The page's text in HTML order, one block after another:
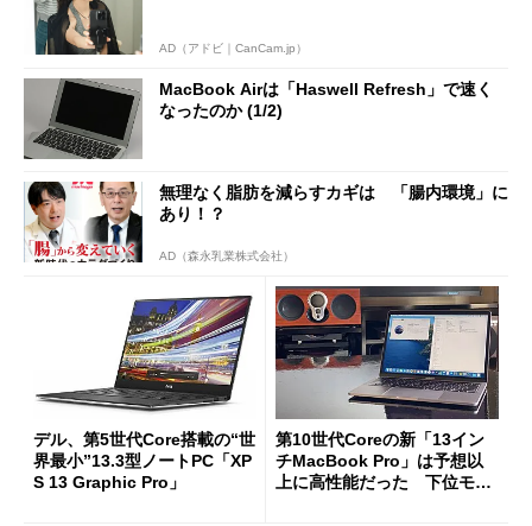
AD（アドビ｜CanCam.jp）
MacBook Airは「Haswell Refresh」で速く
なったのか (1/2)
無理なく脂肪を減らすカギは 「腸内環境」に
あり！？
AD（森永乳業株式会社）
デル、第5世代Core搭載の“世
界最小”13.3型ノートPC「XP
S 13 Graphic Pro」
第10世代Coreの新「13イン
チMacBook Pro」は予想以
上に高性能だった 下位モデ